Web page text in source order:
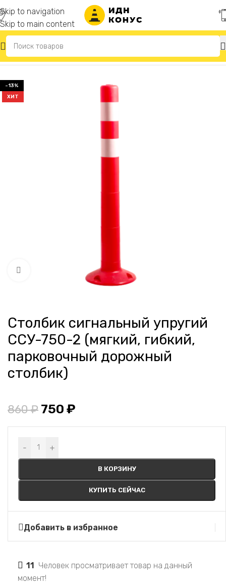
Skip to navigation
Skip to main content
Главная Гибкие парковочные столбики
-13%
ХИТ
Нажмите, чтобы увеличить
Столбик сигнальный упругий
ССУ-750-2 (мягкий, гибкий,
парковочный дорожный
столбик)
860₽ 750 ₽
- +
В КОРЗИНУ
КУПИТЬ СЕЙЧАС
Alternative:
Добавить в избранное
11
Человек просматривает товар на данный
момент!